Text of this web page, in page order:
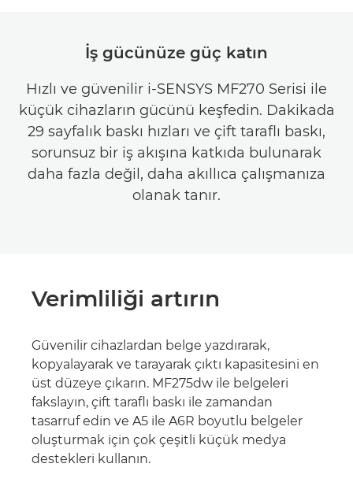
İş gücünüze güç katın
Hızlı ve güvenilir i-SENSYS MF270 Serisi ile
küçük cihazların gücünü keşfedin. Dakikada
29 sayfalık baskı hızları ve çift taraflı baskı,
sorunsuz bir iş akışına katkıda bulunarak
daha fazla değil, daha akıllıca çalışmanıza
olanak tanır.
Verimliliği artırın
Güvenilir cihazlardan belge yazdırarak,
kopyalayarak ve tarayarak çıktı kapasitesini en
üst düzeye çıkarın. MF275dw ile belgeleri
fakslayın, çift taraflı baskı ile zamandan
tasarruf edin ve A5 ile A6R boyutlu belgeler
oluşturmak için çok çeşitli küçük medya
destekleri kullanın.